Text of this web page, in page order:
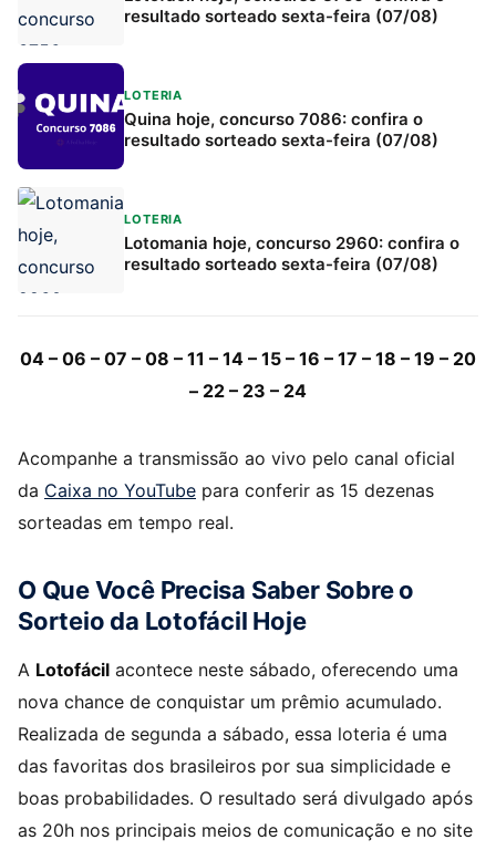
resultado sorteado sexta-feira (07/08)
LOTERIA
Quina hoje, concurso 7086: confira o
resultado sorteado sexta-feira (07/08)
LOTERIA
Lotomania hoje, concurso 2960: confira o
resultado sorteado sexta-feira (07/08)
04 – 06 – 07 – 08 – 11 – 14 – 15 – 16 – 17 – 18 – 19 – 20
– 22 – 23 – 24
Acompanhe a transmissão ao vivo pelo canal oficial
da Caixa no YouTube para conferir as 15 dezenas
sorteadas em tempo real.
O Que Você Precisa Saber Sobre o
Sorteio da Lotofácil Hoje
A Lotofácil acontece neste sábado, oferecendo uma
nova chance de conquistar um prêmio acumulado.
Realizada de segunda a sábado, essa loteria é uma
das favoritas dos brasileiros por sua simplicidade e
boas probabilidades. O resultado será divulgado após
as 20h nos principais meios de comunicação e no site